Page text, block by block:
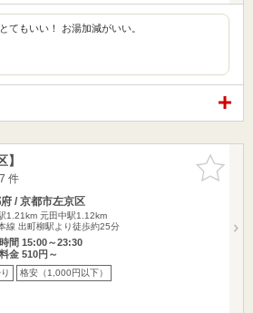
てもいい！ お湯加減がいい。
お気に入
りに追加
件
/ 京都市左京区
1.21km 元田中駅1.12km
線 出町柳駅より徒歩約25分
間 15:00～23:30
金 510円～
格安（1,000円以下）